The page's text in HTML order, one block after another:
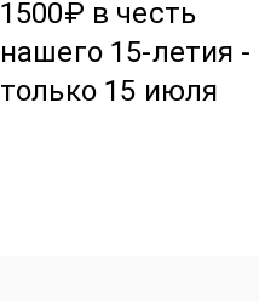
1500₽ в честь
нашего 15-летия -
только 15 июля